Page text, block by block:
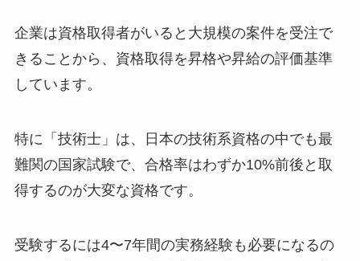
企業は資格取得者がいると大規模の案件を受注で
きることから、資格取得を昇格や昇給の評価基準
しています。
特に「技術士」は、日本の技術系資格の中でも最
難関の国家試験で、合格率はわずか10%前後と取
得するのが大変な資格です。
受験するには4〜7年間の実務経験も必要になるの